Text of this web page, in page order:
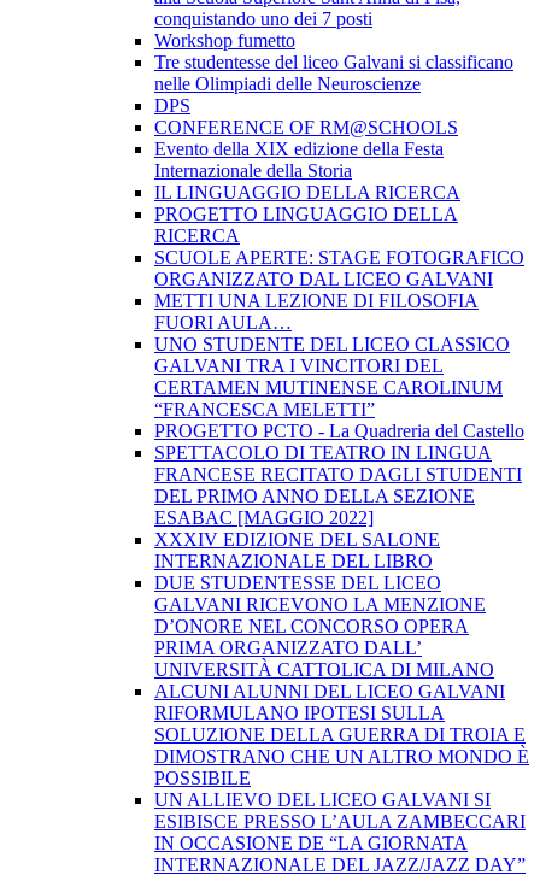
conquistando uno dei 7 posti
Workshop fumetto
Tre studentesse del liceo Galvani si classificano
nelle Olimpiadi delle Neuroscienze
DPS
CONFERENCE OF RM@SCHOOLS
Evento della XIX edizione della Festa
Internazionale della Storia
IL LINGUAGGIO DELLA RICERCA
PROGETTO LINGUAGGIO DELLA
RICERCA
SCUOLE APERTE: STAGE FOTOGRAFICO
ORGANIZZATO DAL LICEO GALVANI
METTI UNA LEZIONE DI FILOSOFIA
FUORI AULA…
UNO STUDENTE DEL LICEO CLASSICO
GALVANI TRA I VINCITORI DEL
CERTAMEN MUTINENSE CAROLINUM
“FRANCESCA MELETTI”
PROGETTO PCTO - La Quadreria del Castello
SPETTACOLO DI TEATRO IN LINGUA
FRANCESE RECITATO DAGLI STUDENTI
DEL PRIMO ANNO DELLA SEZIONE
ESABAC [MAGGIO 2022]
XXXIV EDIZIONE DEL SALONE
INTERNAZIONALE DEL LIBRO
DUE STUDENTESSE DEL LICEO
GALVANI RICEVONO LA MENZIONE
D’ONORE NEL CONCORSO OPERA
PRIMA ORGANIZZATO DALL’
UNIVERSITÀ CATTOLICA DI MILANO
ALCUNI ALUNNI DEL LICEO GALVANI
RIFORMULANO IPOTESI SULLA
SOLUZIONE DELLA GUERRA DI TROIA E
DIMOSTRANO CHE UN ALTRO MONDO È
POSSIBILE
UN ALLIEVO DEL LICEO GALVANI SI
ESIBISCE PRESSO L’AULA ZAMBECCARI
IN OCCASIONE DE “LA GIORNATA
INTERNAZIONALE DEL JAZZ/JAZZ DAY”